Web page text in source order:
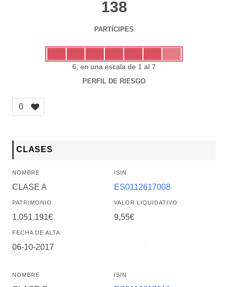
138
PARTÍCIPES
6, en una escala de 1 al 7
PERFIL DE RIESGO
0
CLASES
NOMBRE
CLASE A
ISIN
ES0112617008
PATRIMONIO
1.051.191€
VALOR LIQUIDATIVO
9,55€
FECHA DE ALTA
06-10-2017
NOMBRE ISIN